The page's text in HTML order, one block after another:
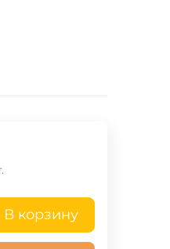
В корзину